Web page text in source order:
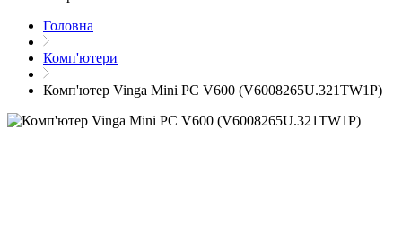
Головна
Комп'ютери
Комп'ютер Vinga Mini PC V600 (V6008265U.321TW1P)